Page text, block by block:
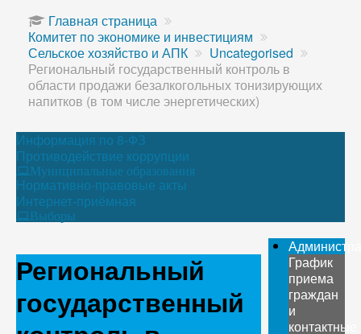
Главная страница
Комитет по экономике и инвестициям
Сельское хозяйство и АПК
Uncategorised
Региональный государственный контроль в
области продажи безалкогольных тонизирующих
напитков (в том числе энергетических)
Информация по 8-ФЗ
Противодействие коррупции
Муниципальные образования
Нормативно-правовые акты
Интернет-приёмная
Выборы
Региональный
государственный
График
приема
граждан
и
контактные